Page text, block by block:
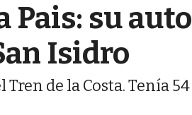
su auto
Isidro
de la Costa. Tenía 54